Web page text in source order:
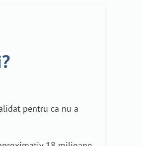
pentru ca nu a